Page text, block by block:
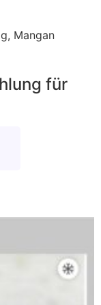
Mangan
für